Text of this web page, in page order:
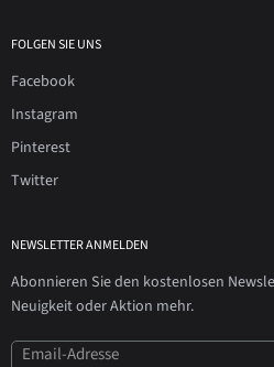
FOLGEN SIE UNS
Facebook
Instagram
Pinterest
Twitter
NEWSLETTER ANMELDEN
Abonnieren Sie den kostenlosen
Neuigkeit oder Aktion mehr.
Email-Adresse